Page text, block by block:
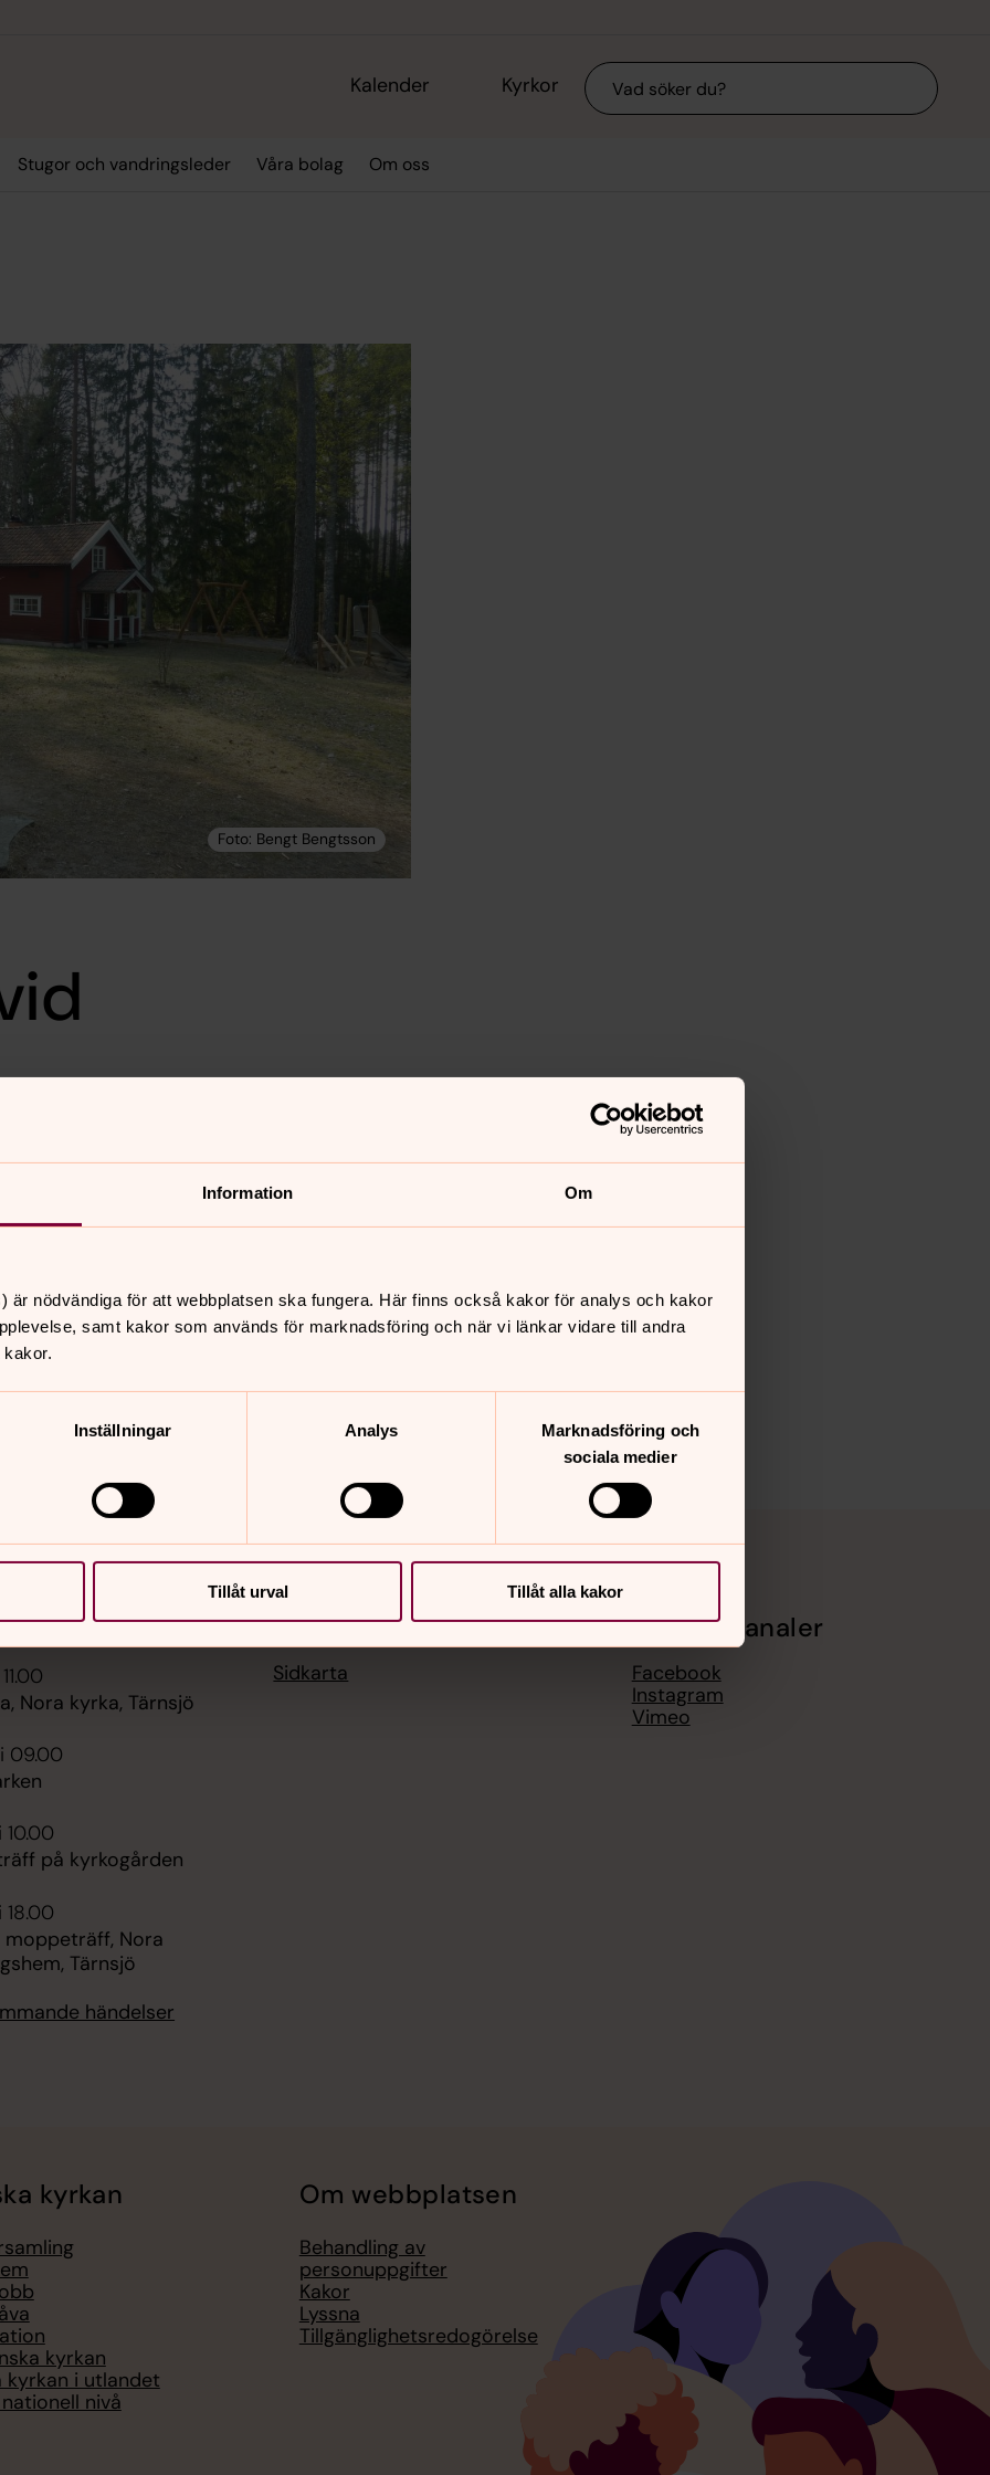
Information Om
är nödvändiga för att webbplatsen ska fungera. Här finns också kakor för analys och kakor
samt kakor som används för marknadsföring och när vi länkar vidare till andra
Inställningar Analys
Marknadsföring och
sociala medier
Tillåt urval Tillåt alla kakor
Kalender Kyrkor Sök
Stugor och vandringsleder Våra bolag Om oss
Vår förra husmor Eva
växa i tro. Vi hoppas vädret
fikakorg. Välkommen!
Nora kyrka, Tärnsjö
09.00
10.00
på kyrkogården
18.00
Nora
Tärnsjö
händelser
Hitta snabbt
Sidkarta
Sociala kanaler
Facebook
Instagram
Vimeo
kyrkan
kyrkan
kyrkan i utlandet
nivå
Om webbplatsen
Behandling av
personuppgifter
Kakor
Lyssna
Tillgänglighetsredogörelse